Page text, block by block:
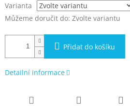
Varianta
Můžeme doručit do: Zvolte variantu
Přidat do košíku
Detailní informace